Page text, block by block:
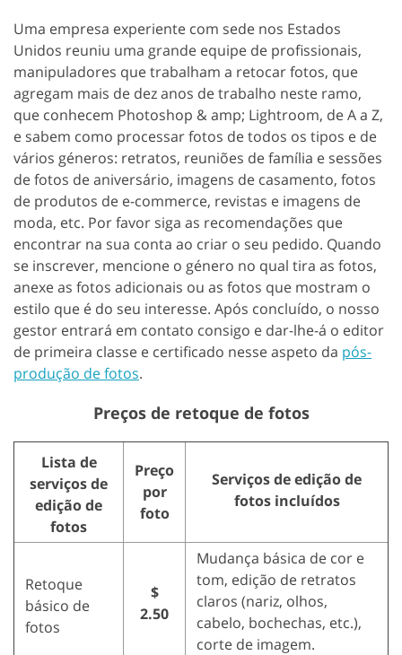
Uma empresa experiente com sede nos Estados
Unidos reuniu uma grande equipe de profissionais,
manipuladores que trabalham a retocar fotos, que
agregam mais de dez anos de trabalho neste ramo,
que conhecem Photoshop & amp; Lightroom, de A a Z,
e sabem como processar fotos de todos os tipos e de
vários géneros: retratos, reuniões de família e sessões
de fotos de aniversário, imagens de casamento, fotos
de produtos de e-commerce, revistas e imagens de
moda, etc. Por favor siga as recomendações que
encontrar na sua conta ao criar o seu pedido. Quando
se inscrever, mencione o género no qual tira as fotos,
anexe as fotos adicionais ou as fotos que mostram o
estilo que é do seu interesse. Após concluído, o nosso
gestor entrará em contato consigo e dar-lhe-á o editor
de primeira classe e certificado nesse aspeto da pós-
produção de fotos.
Preços de retoque de fotos
Lista de
serviços de
edição de
fotos
Preço
por
foto
Serviços de edição de
fotos incluídos
Retoque
básico de
fotos
$
2.50
Mudança básica de cor e
tom, edição de retratos
claros (nariz, olhos,
cabelo, bochechas, etc.),
corte de imagem.